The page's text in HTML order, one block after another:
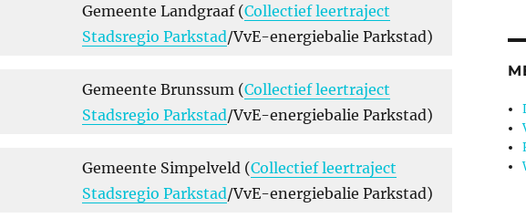
Gemeente Landgraaf (Collectief leertraject
Stadsregio Parkstad/VvE-energiebalie Parkstad)
Gemeente Brunssum (Collectief leertraject
Stadsregio Parkstad/VvE-energiebalie Parkstad)
Gemeente Simpelveld (Collectief leertraject
Stadsregio Parkstad/VvE-energiebalie Parkstad)